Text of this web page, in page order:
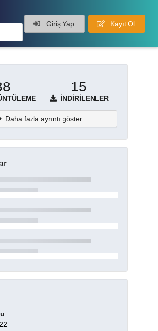
Giriş Yap Kayıt Ol
15
İNDIRILENLER
Daha fazla ayrıntı göster